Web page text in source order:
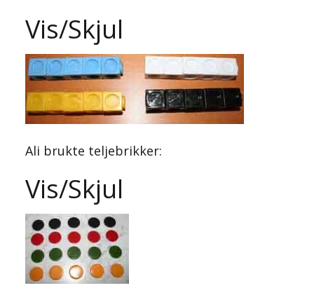
Vis/Skjul
Ali brukte teljebrikker:
Vis/Skjul